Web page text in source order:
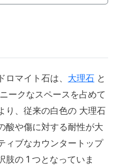
マイト石は、 大理石 と
ークなスペースを占めて
り、従来の白色の 大理石
酸や傷に対する耐性が大
ィブなカウンタートップ
肢の 1 つとなっていま